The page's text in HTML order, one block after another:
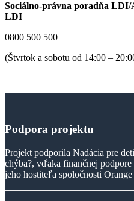
Sociálno-právna poradňa
LDI
0800 500 500
(Štvrtok a sobotu od 14:00 –
Podpora projektu
Projekt podporila Nadácia pre
chýba?, vďaka finančnej
jeho hostiteľa spoločnosti